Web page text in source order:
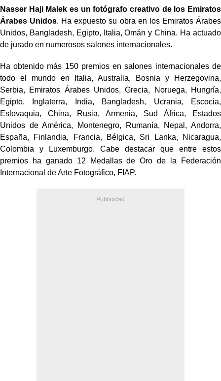
Nasser Haji Malek es un fotógrafo creativo de los Emiratos
Árabes Unidos. Ha expuesto su obra en los Emiratos Árabes
Unidos, Bangladesh, Egipto, Italia, Omán y China. Ha actuado
de jurado en numerosos salones internacionales.
Ha obtenido más 150 premios en salones internacionales de
todo el mundo en Italia, Australia, Bosnia y Herzegovina,
Serbia, Emiratos Árabes Unidos, Grecia, Noruega, Hungría,
Egipto, Inglaterra, India, Bangladesh, Ucrania, Escocia,
Eslovaquia, China, Rusia, Armenia, Sud África, Estados
Unidos de América, Montenegro, Rumanía, Nepal, Andorra,
España, Finlandia, Francia, Bélgica, Sri Lanka, Nicaragua,
Colombia y Luxemburgo. Cabe destacar que entre estos
premios ha ganado 12 Medallas de Oro de la Federación
Internacional de Arte Fotográfico, FIAP.